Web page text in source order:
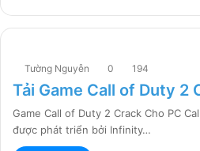
Tường Nguyễn 0 194
Tải Game Call of Duty 2
Game Call of Duty 2 Crack Cho PC
được phát triển bởi Infinity…